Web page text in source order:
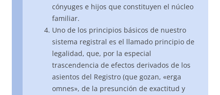
cónyuges e hijos que constituyen el núcleo
familiar.
Uno de los principios básicos de nuestro
sistema registral es el llamado principio de
legalidad, que, por la especial
trascendencia de efectos derivados de los
asientos del Registro (que gozan, «erga
omnes», de la presunción de exactitud y